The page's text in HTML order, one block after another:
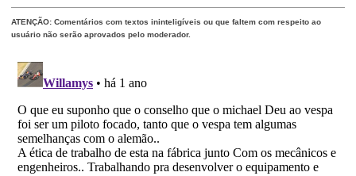
ATENÇÃO: Comentários com textos ininteligíveis ou que faltem com respeito ao
usuário não serão aprovados pelo moderador.